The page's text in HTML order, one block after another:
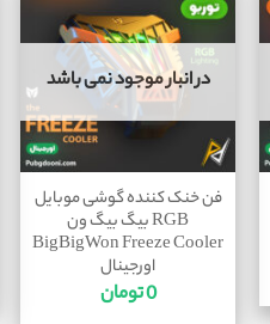
در انبار موجود نمی باشد
فن خنک کننده گوشی موبایل
RGB بیگ بیگ ون
BigBigWon Freeze Cooler
اورجینال
0تومان